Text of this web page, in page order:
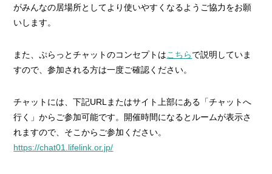
がみんなの居場所としてより使いやすくなるようご協力をお願
いします。
また、ぷらっとチャットのコンセプトはこちらで説明していま
すので、参加される方は一度ご確認ください。
チャットには、下記URLまたはサイト上部にある「チャットへ
行く」からご参加可能です。開催時間になるとルームが表示さ
れますので、そこからご参加ください。
https://chat01.lifelink.or.jp/